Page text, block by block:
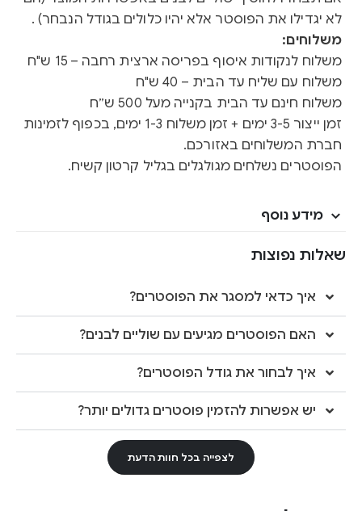
לא יגדילו את הפוסטר אלא יהיו כלולים בגודל הנבחר) .
משלוחים:
משלוח לנקודות איסוף בפריסה ארצית רחבה – 15 ש"ח
משלוח עם שליח עד הבית – 40 ש"ח
משלוח חינם עד הבית בקנייה מעל 500 ש״ח
זמן ייצור 3-5 ימים + זמן משלוח 1-3 ימים, בכפוף לזמינות
חברת המשלוחים באזורכם.
הפוסטרים נשלחים מגולגלים בגליל קרטון קשיח.
מידע נוסף
שאלות נפוצות
איך כדאי למסגר את הפוסטרים?
האם הפוסטרים מגיעים עם שוליים לבנים?
איך לבחור את גודל הפוסטרים?
יש אפשרות להזמין פוסטרים גדולים יותר?
לצפייה בכל חוות הדעת